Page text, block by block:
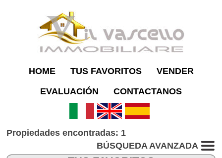
HOME TUS FAVORITOS VENDER
EVALUACIÓN CONTACTANOS
Propiedades encontradas: 1
BÚSQUEDA AVANZADA